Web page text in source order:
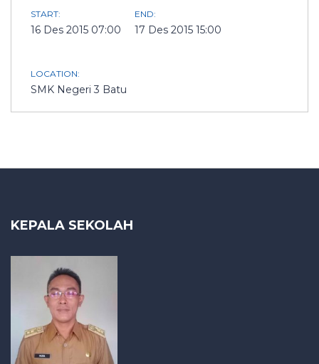
START:
16 Des 2015 07:00
END:
17 Des 2015 15:00
LOCATION:
SMK Negeri 3 Batu
KEPALA SEKOLAH